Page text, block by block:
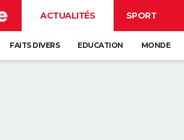
ACTUALITÉS SPORT
FAITS DIVERS EDUCATION MONDE